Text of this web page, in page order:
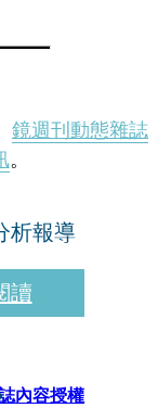
鏡週刊動態雜誌
。
析報導
讀
內容授權